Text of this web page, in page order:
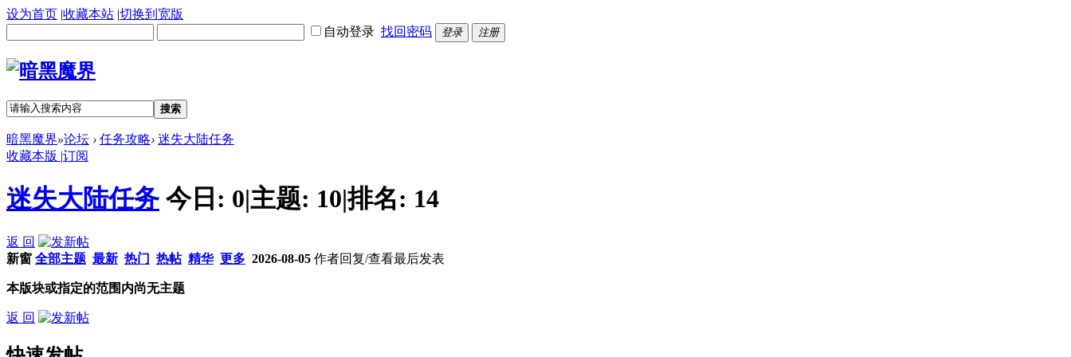
设为首页 |收藏本站 |切换到宽版
自动登录 找回密码 登录 注册
搜索
暗黑魔界»论坛 › 任务攻略› 迷失大陆任务
收藏本版 |订阅
迷失大陆任务 今日: 0|主题: 10|排名: 14
返 回
新窗 全部主题 最新 热门 热帖 精华 更多 2026-08-05 作者回复/查看最后发表
本版块或指定的范围内尚无主题
返 回